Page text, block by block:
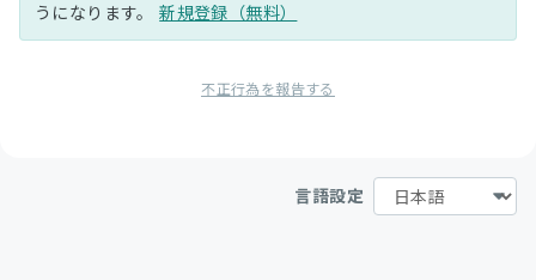
うになります。新規登録（無料）
不正行為を報告する
言語設定